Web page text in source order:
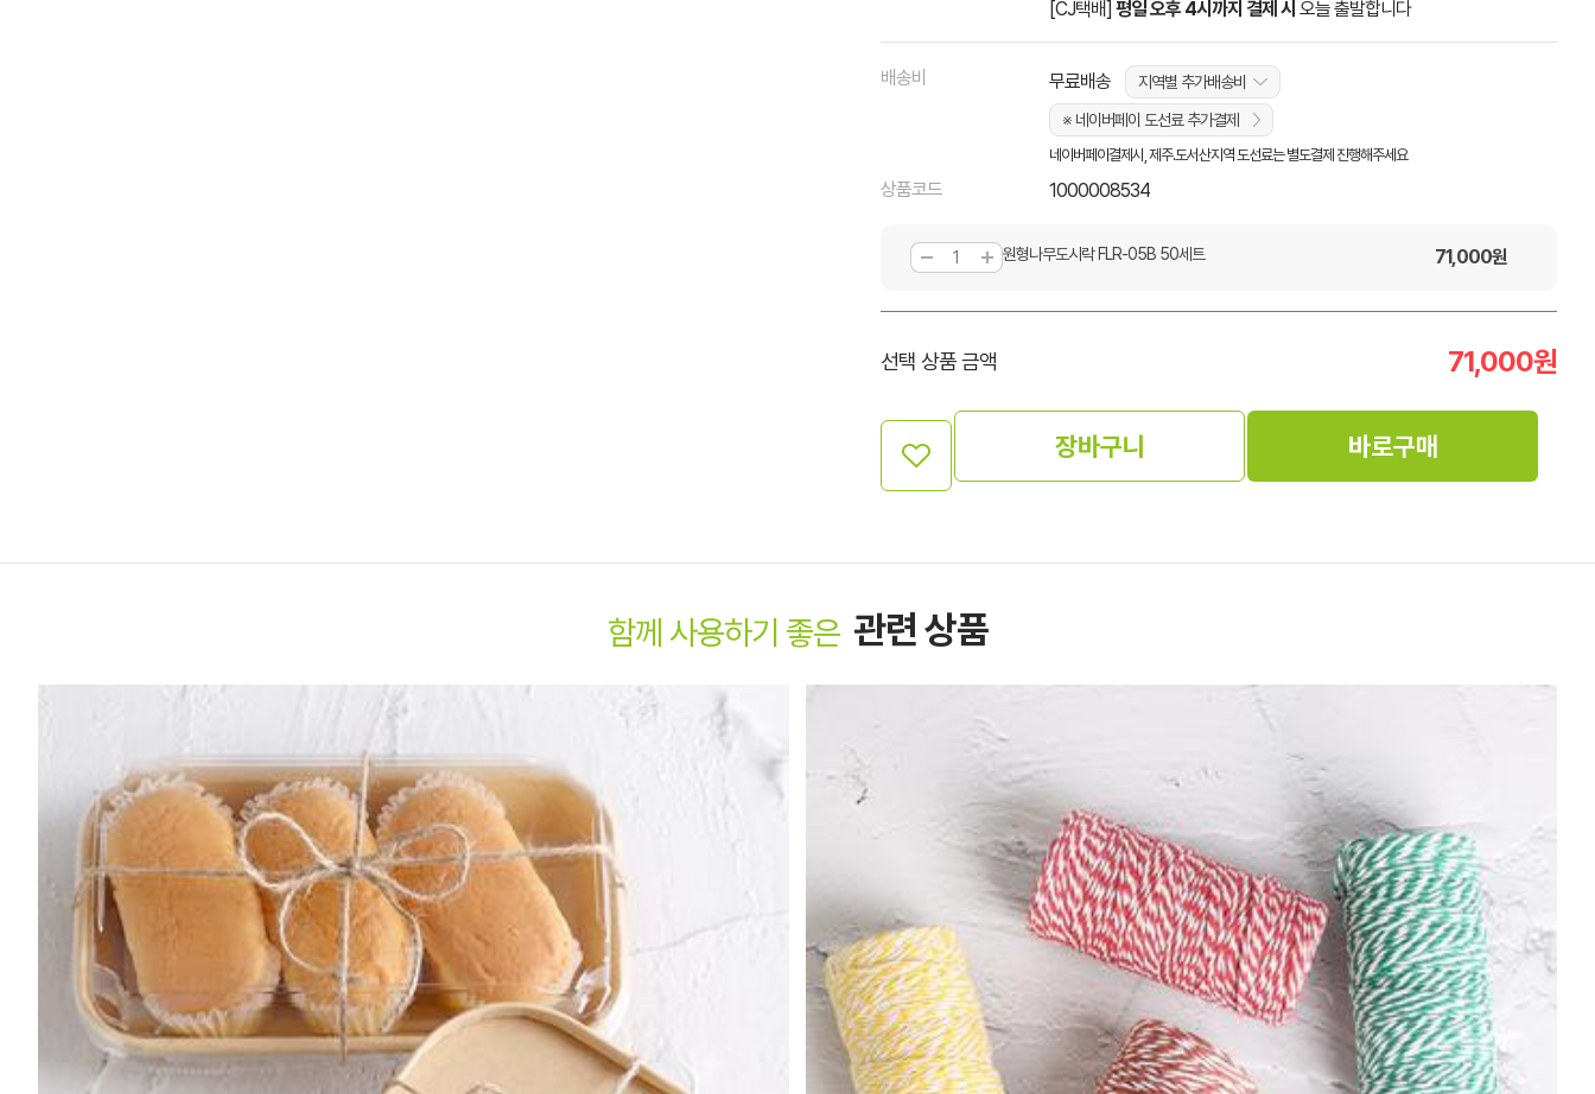
[CJ택배] 평일 오후 4시까지 결제 시 오늘 출발합니다
배송비 무료배송
지역별 추가배송비
※ 네이버페이 도선료 추가결제
네이버페이결제시, 제주.도서산지역 도선료는 별도결제 진행해주세요
상품코드 1000008534
원형나무도시락 FLR-05B 50세트 71,000원
선택 상품 금액 71,000원
장바구니 바로구매
함께 사용하기 좋은 관련 상품